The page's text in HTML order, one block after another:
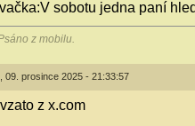
sobotu jedna paní
z mobilu.
09. prosince 2025 - 21:33:57
z x.com